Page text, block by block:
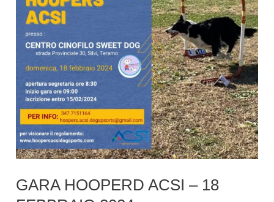
GARA HOOPERD ACSI – 18